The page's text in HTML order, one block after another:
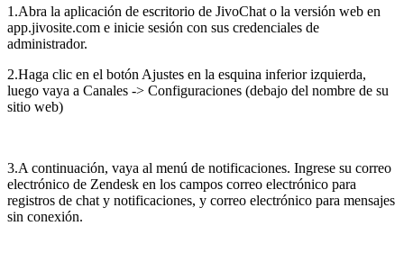
1.Abra la aplicación de escritorio de JivoChat o la versión web en
app.jivosite.com e inicie sesión con sus credenciales de
administrador.
2.Haga clic en el botón Ajustes en la esquina inferior izquierda,
luego vaya a Canales -> Configuraciones (debajo del nombre de su
sitio web)
3.A continuación, vaya al menú de notificaciones. Ingrese su correo
electrónico de Zendesk en los campos correo electrónico para
registros de chat y notificaciones, y correo electrónico para mensajes
sin conexión.